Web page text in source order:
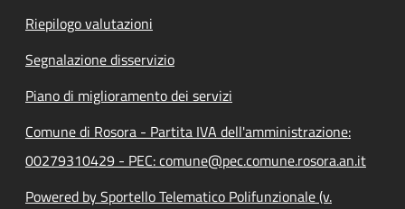
Riepilogo valutazioni
Segnalazione disservizio
Piano di miglioramento dei servizi
Comune di Rosora - Partita IVA dell'amministrazione:
00279310429 - PEC: comune@pec.comune.rosora.an.it
Powered by Sportello Telematico Polifunzionale (v.